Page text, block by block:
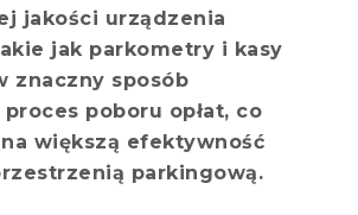
jakości urządzenia
jak parkometry i kasy
znaczny sposób
poboru opłat, co
na większą efektywność
parkingową.